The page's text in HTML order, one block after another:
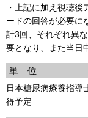
・上記に加え視聴
ードの回答が必要に
計3回、それぞれ異
要となり、また当日
単 位
日本糖尿病療養指導
得予定